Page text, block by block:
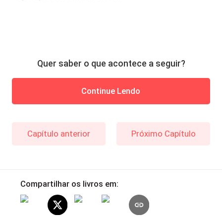
Quer saber o que acontece a seguir?
Continue Lendo
Capítulo anterior Próximo Capítulo
Compartilhar os livros em: